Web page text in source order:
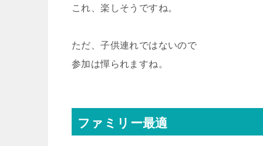
これ、楽しそうですね。
ただ、子供連れではないので
参加は憚られますね。
ファミリー最適